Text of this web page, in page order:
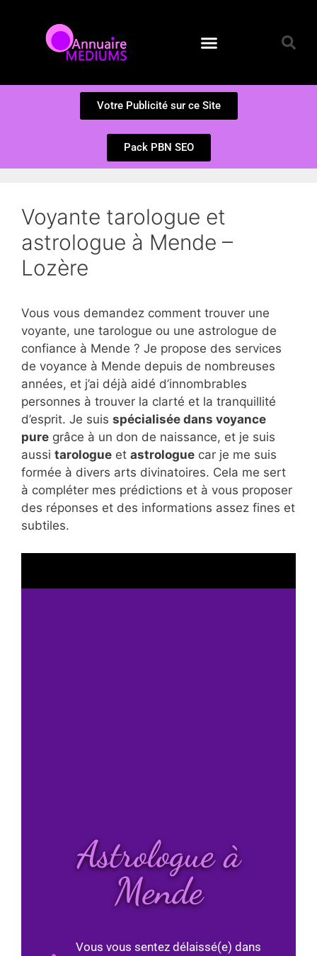
Votre Publicité sur ce Site
Pack PBN SEO
Voyante tarologue et
astrologue à Mende –
Lozère
Vous vous demandez comment trouver une
voyante, une tarologue ou une astrologue de
confiance à Mende ? Je propose des services
de voyance à Mende depuis de nombreuses
années, et j’ai déjà aidé d’innombrables
personnes à trouver la clarté et la tranquillité
d’esprit. Je suis spécialisée dans voyance
pure grâce à un don de naissance, et je suis
aussi tarologue et astrologue car je me suis
formée à divers arts divinatoires. Cela me sert
à compléter mes prédictions et à vous proposer
des réponses et des informations assez fines et
subtiles.
Astrologue à
Mende
Vous vous sentez délaissé(e) dans